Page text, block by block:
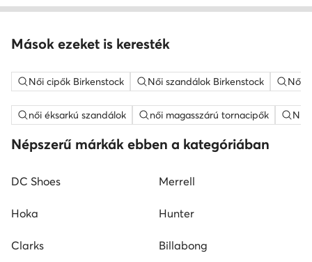
Mások ezeket is keresték
Női cipők Birkenstock Női szandálok Birkenstock Női
női éksarkú szandálok női magasszárú tornacipők
Népszerű márkák ebben a kategóriában
DC Shoes Merrell
Hoka Hunter
Clarks Billabong